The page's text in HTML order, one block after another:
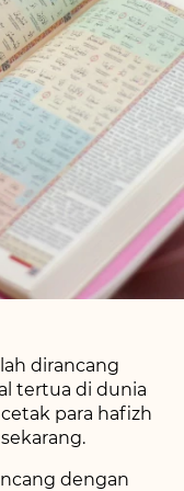
dirancang
tertua di dunia
para hafizh
dengan